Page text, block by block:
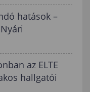
hatások –
az ELTE
hallgatói